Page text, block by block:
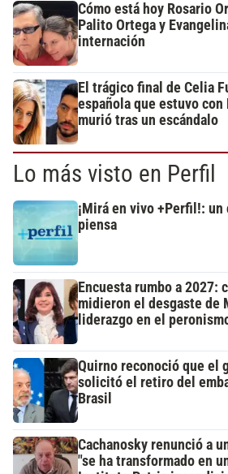
Cómo está hoy Rosario
Palito Ortega y
internación
El trágico final de Celia
española que estuvo con
murió tras un escándalo
Lo más visto en Perfil
¡Mirá en vivo +Perfil!: un
piensa
Encuesta rumbo a 2027:
midieron el desgaste de
liderazgo en el
Quirno reconoció que el
solicitó el retiro del
Brasil
Cachanosky renunció a
"se ha transformado en